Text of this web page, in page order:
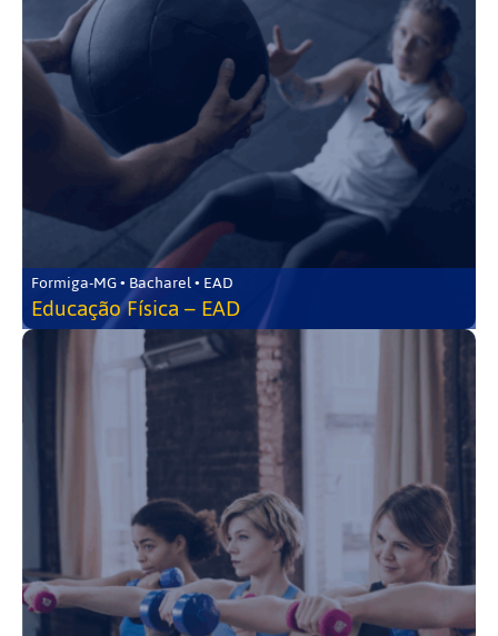
Formiga-MG • Bacharel • EAD
Educação Física – EAD